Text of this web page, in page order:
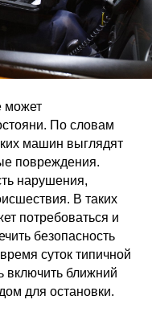
может
По словам
машин выглядят
повреждения.
нарушения,
В таких
потребоваться и
безопасность
суток типичной
включить ближний
для остановки.